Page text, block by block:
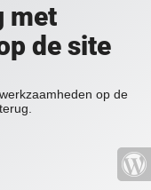
met
de site
op de